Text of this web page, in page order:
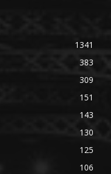
1341
383
309
151
143
130
125
106